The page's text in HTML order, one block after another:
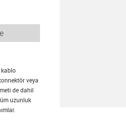
kablo
veya
de dahil
uzunluk